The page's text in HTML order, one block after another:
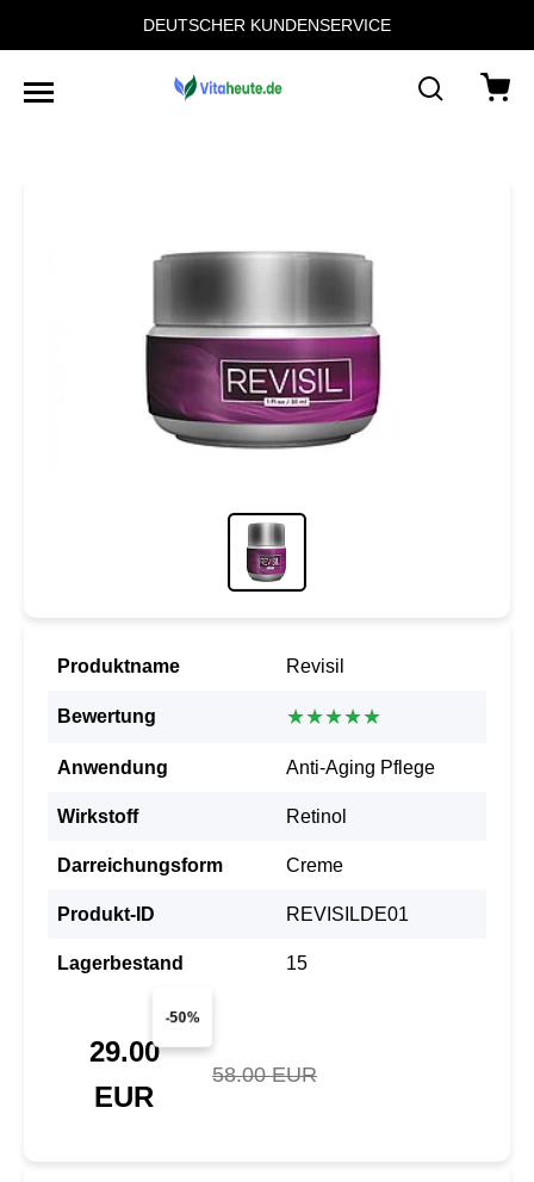
DEUTSCHER KUNDENSERVICE
Produktname Revisil
Bewertung ★★★★★
Anwendung Anti-Aging Pflege
Wirkstoff Retinol
Darreichungsform Creme
Produkt-ID REVISILDE01
Lagerbestand 15
-50%
29.00
EUR
58.00 EUR